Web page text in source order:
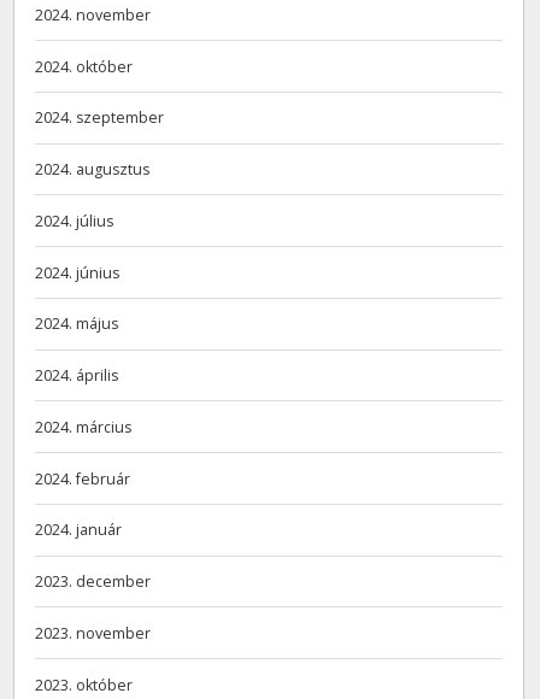
2024. november
2024. október
2024. szeptember
2024. augusztus
2024. július
2024. június
2024. május
2024. április
2024. március
2024. február
2024. január
2023. december
2023. november
2023. október